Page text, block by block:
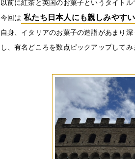
以前に紅茶と英国のお菓子というタイト
今回は 私たち日本人にも親しみやす
自身、イタリアのお菓子の造詣があまり
し、有名どころを数点ピックアップしてみ